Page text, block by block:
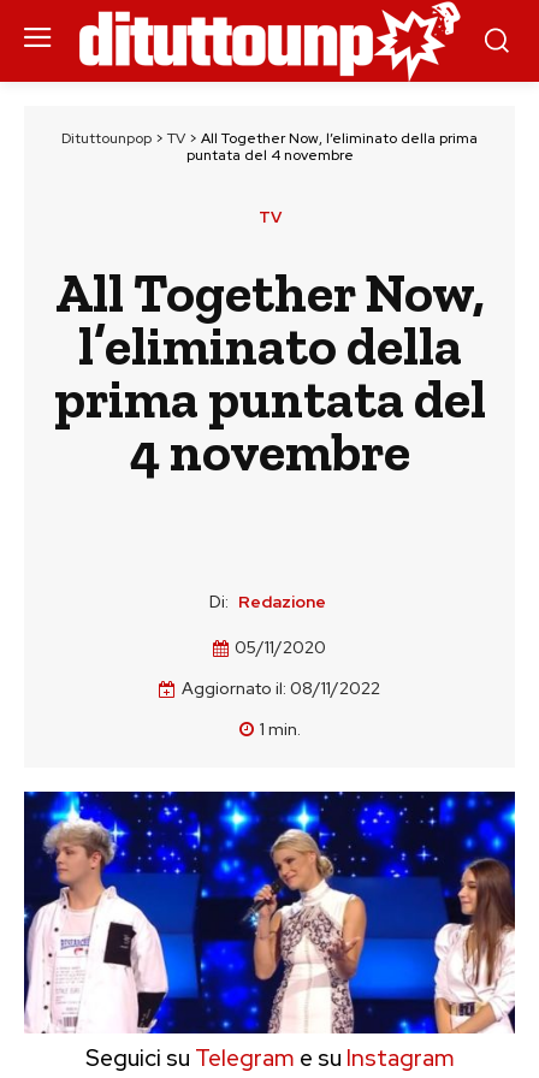
Dituttounpop > TV > All Together Now, l’eliminato della prima
puntata del 4 novembre
TV
All Together Now,
l’eliminato della
prima puntata del
4 novembre
Di: Redazione
05/11/2020
Aggiornato il: 08/11/2022
1 min.
Seguici su Telegram e su Instagram